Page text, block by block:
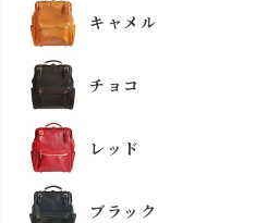
キャメル
チョコ
レッド
ブラック